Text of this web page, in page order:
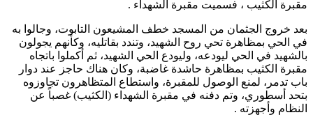
مقبرة الكثيب ، فسميت مقبرة الشهداء .
بعد خروج الجثمان من المسجد خطف المشيعون التابوت، وجالوا به
في الحي بمظاهرة تحي روح الشهيد، وتندد بقاتليه، وكأنهم يجولون
بالشهيد في الحي ليودعه، وليودع الحي الشهيد، ثم أكملوا باتجاه
مقبرة الكثيب بمظاهرة حاشدة غاضبة، وكان هناك حاجز عند دوار
باب تدمر، لمنع الوصول للمقبرة، واستطاع المتظاهرون تجاوزوه
بتحد أسطوري، وتم دفنه في مقبرة الشهداء (الكثيب) غصباً عن
النظام وأجهزته .